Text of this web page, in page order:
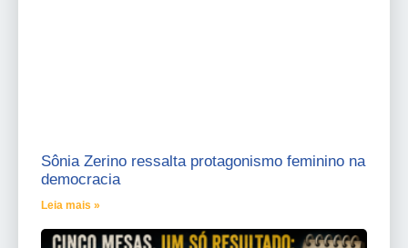
Sônia Zerino ressalta protagonismo feminino na
democracia
Leia mais »